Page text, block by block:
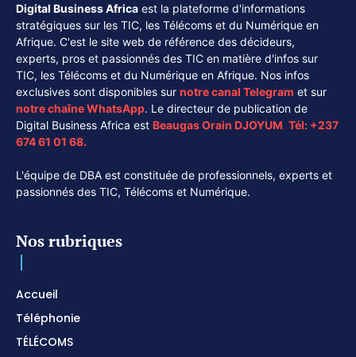
Digital Business Africa est la plateforme d'informations
stratégiques sur les TIC, les Télécoms et du Numérique en
Afrique. C'est le site web de référence des décideurs,
experts, pros et passionnés des TIC en matière d'infos sur
TIC, les Télécoms et du Numérique en Afrique. Nos infos
exclusives sont disponibles sur notre canal Telegram et sur
notre chaîneWhatsApp. Le directeur de publication de
Digital Business Africa est Beaugas Orain DJOYUM. Tél: +237
674 61 01 68.
L'équipe de DBA est constituée de professionnels, experts et
passionnés des TIC, Télécoms et Numérique.
Nos rubriques
Accueil
Téléphonie
TÉLÉCOMS